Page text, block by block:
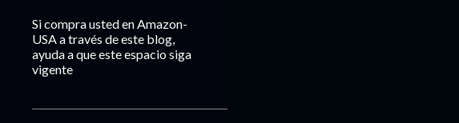
Si compra usted en Amazon-
USA a través de este blog,
ayuda a que este espacio siga
vigente